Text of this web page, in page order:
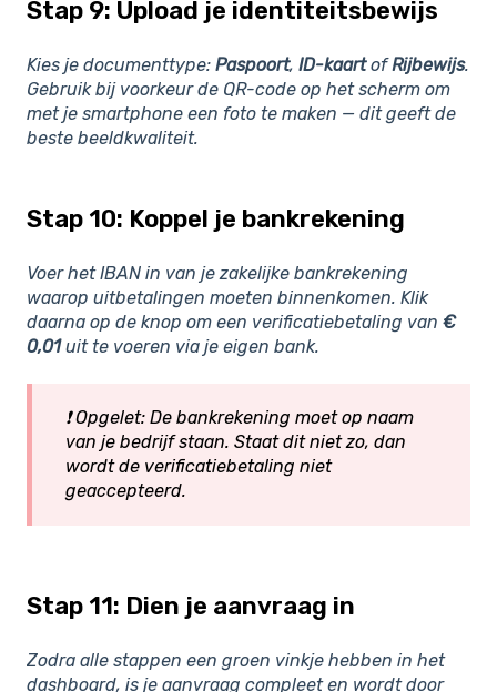
Stap 9: Upload je identiteitsbewijs
Kies je documenttype: Paspoort, ID-kaartofRijbewijs.
Gebruik bij voorkeur de QR-code op het scherm om
met je smartphone een foto te maken — dit geeft de
beste beeldkwaliteit.
Stap 10: Koppel je bankrekening
Voer het IBAN in van je zakelijke bankrekening
waarop uitbetalingen moeten binnenkomen. Klik
daarna op de knop om een verificatiebetaling van €
0,01uit te voeren via je eigen bank.
❗ Opgelet: De bankrekening moet op naam
van je bedrijf staan. Staat dit niet zo, dan
wordt de verificatiebetaling niet
geaccepteerd.
Stap 11: Dien je aanvraag in
Zodra alle stappen een groen vinkje hebben in het
dashboard, is je aanvraag compleet en wordt door